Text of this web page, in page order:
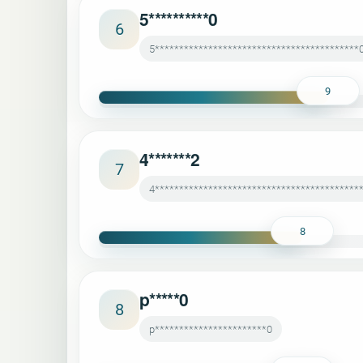
6 5**********0
9
7 4*******2
8
8 p*****0
p***********************0